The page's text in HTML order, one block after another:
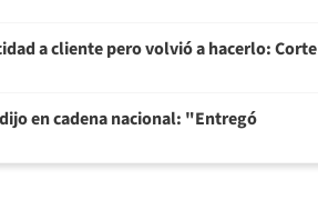
a cliente pero volvió a hacerlo: Corte
en cadena nacional: "Entregó